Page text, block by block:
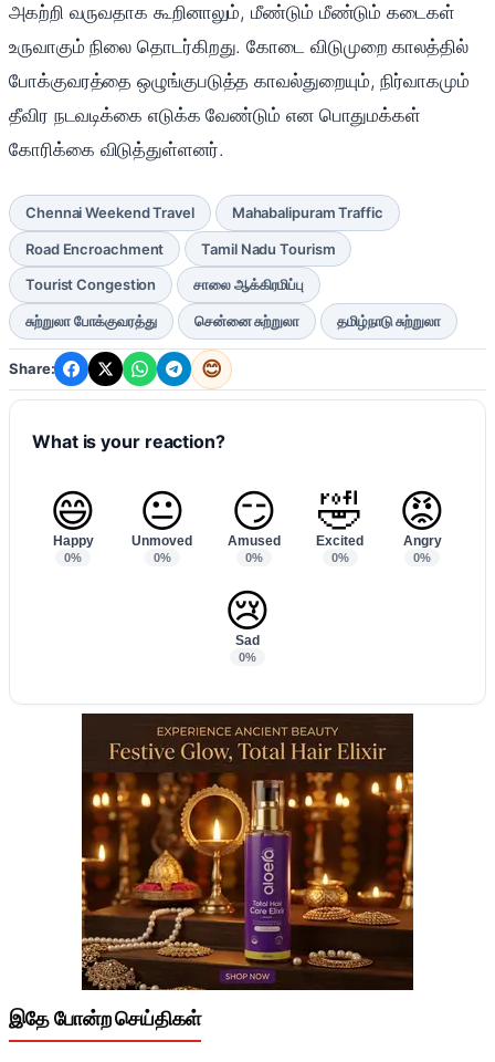
அகற்றி வருவதாக கூறினாலும், மீண்டும் மீண்டும் கடைகள்
உருவாகும் நிலை தொடர்கிறது. கோடை விடுமுறை காலத்தில்
போக்குவரத்தை ஒழுங்குபடுத்த காவல்துறையும், நிர்வாகமும்
தீவிர நடவடிக்கை எடுக்க வேண்டும் என பொதுமக்கள்
கோரிக்கை விடுத்துள்ளனர்.
Chennai Weekend Travel Mahabalipuram Traffic
Road Encroachment Tamil Nadu Tourism
Tourist Congestion சாலை ஆக்கிரமிப்பு
சுற்றுலா போக்குவரத்து சென்னை சுற்றுலா தமிழ்நாடு சுற்றுலா
Share: 😊
What is your reaction?
😄
Happy
0%
😐
Unmoved
0%
😏
Amused
0%
🤣
Excited
0%
😡
Angry
0%
😢
Sad
0%
இதே போன்ற செய்திகள்